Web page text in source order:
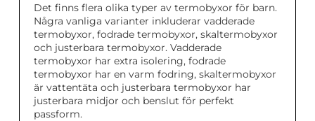
Det finns flera olika typer av termobyxor för barn.
Några vanliga varianter inkluderar vadderade
termobyxor, fodrade termobyxor, skaltermobyxor
och justerbara termobyxor. Vadderade
termobyxor har extra isolering, fodrade
termobyxor har en varm fodring, skaltermobyxor
är vattentäta och justerbara termobyxor har
justerbara midjor och benslut för perfekt
passform.